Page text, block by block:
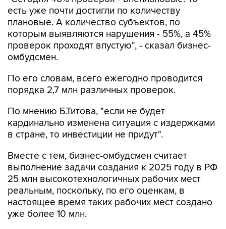
есть уже почти достигли по количеству
плановые. А количество субъектов, по
которым выявляются нарушения - 55%, а 45%
проверок проходят впустую", - сказал бизнес-
омбудсмен.
По его словам, всего ежегодно проводится
порядка 2,7 млн различных проверок.
По мнению Б.Титова, "если не будет
кардинально изменена ситуация с издержками
в стране, то инвестиции не придут".
Вместе с тем, бизнес-омбудсмен считает
выполнение задачи создания к 2025 году в РФ
25 млн высокотехнологичных рабочих мест
реальным, поскольку, по его оценкам, в
настоящее время таких рабочих мест создано
уже более 10 млн.